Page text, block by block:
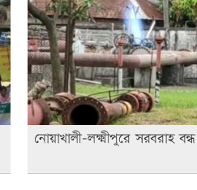
নোয়াখালী-লক্ষ্মীপুরে সরবরাহ বন্ধ